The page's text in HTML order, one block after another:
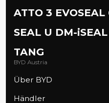
ATTO 3 EVOSEAL
SEAL U DM-i
TANG
BYD Austria
Über BYD
Händler